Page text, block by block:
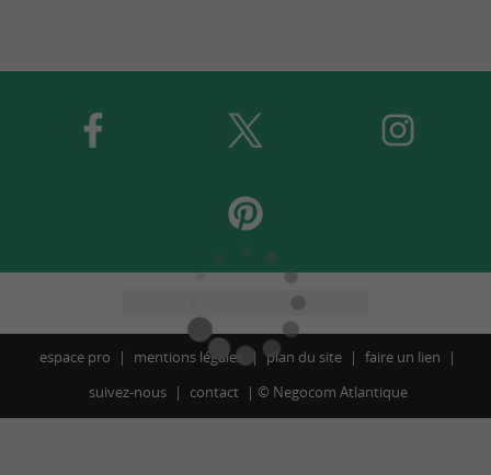
espace pro mentions légales plan du site
faire un lien
suivez-nous
contact © Negocom Atlantique